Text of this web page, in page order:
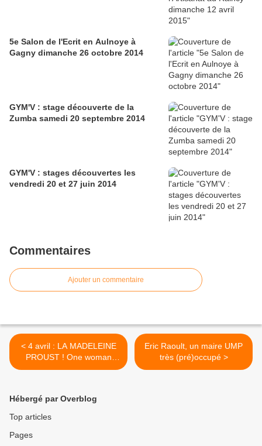
5e Salon de l'Ecrit en Aulnoye à
Gagny dimanche 26 octobre 2014
GYM'V : stage découverte de la
Zumba samedi 20 septembre 2014
GYM'V : stages découvertes les
vendredi 20 et 27 juin 2014
Commentaires
Ajouter un commentaire
< 4 avril : LA MADELEINE
PROUST ! One woman
show
Eric Raoult, un maire UMP
très (pré)occupé >
Hébergé par Overblog
Top articles
Pages